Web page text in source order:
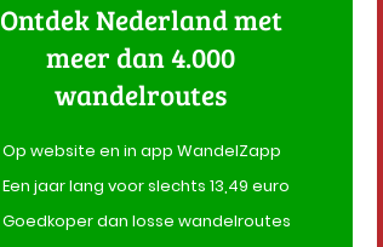
Ontdek Nederland met
meer dan 4.000
wandelroutes
Op website en in app WandelZapp
Een jaar lang voor slechts 13,49 euro
Goedkoper dan losse wandelroutes